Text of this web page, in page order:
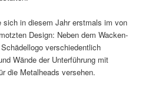
sich in diesem Jahr erstmals im von
Design: Neben dem Wacken-
verschiedentlich
Wände der Unterführung mit
die Metalheads versehen.